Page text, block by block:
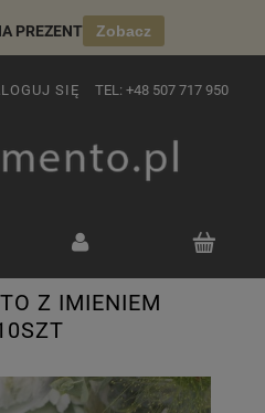
PREZENT Zobacz
SIĘ TEL: +48 507 717 950
Z IMIENIEM